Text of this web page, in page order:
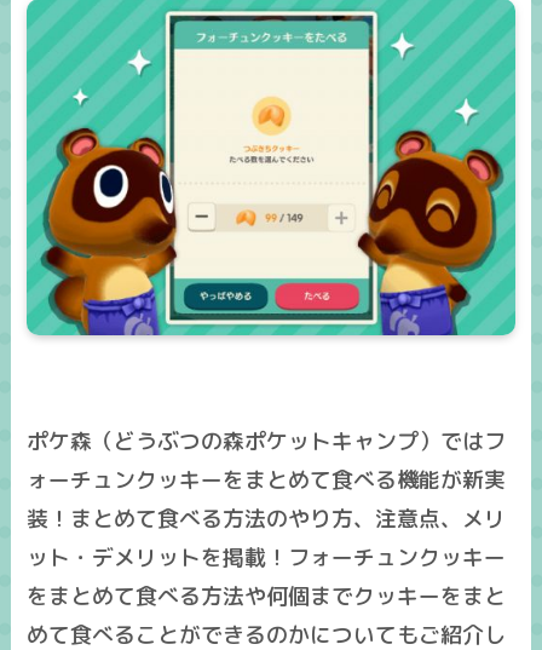
ポケ森（どうぶつの森ポケットキャンプ）ではフ
ォーチュンクッキーをまとめて食べる機能が新実
装！まとめて食べる方法のやり方、注意点、メリ
ット・デメリットを掲載！フォーチュンクッキー
をまとめて食べる方法や何個までクッキーをまと
めて食べることができるのかについてもご紹介し